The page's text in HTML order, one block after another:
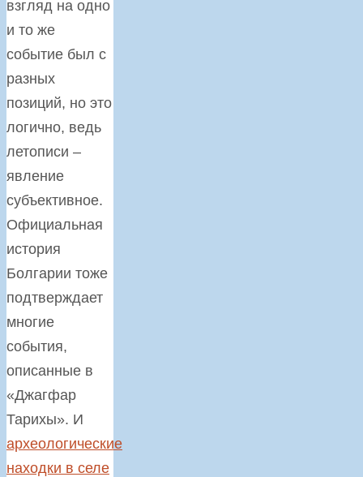
взгляд на одно
и то же
событие был с
разных
позиций, но это
логично, ведь
летописи –
явление
субъективное.
Официальная
история
Болгарии тоже
подтверждает
многие
события,
описанные в
«Джагфар
Тарихы». И
археологические
находки в селе